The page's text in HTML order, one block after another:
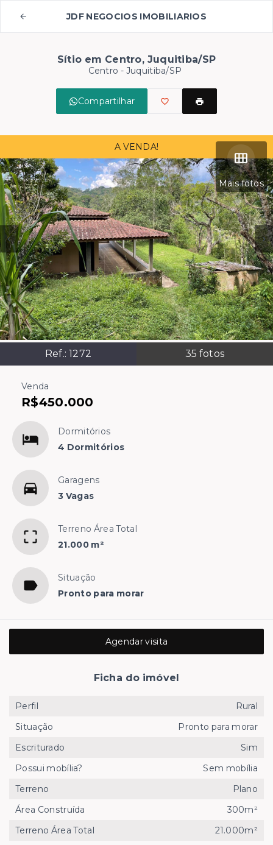
JDF NEGOCIOS IMOBILIARIOS
Sítio em Centro, Juquitiba/SP
Centro - Juquitiba/SP
Compartilhar
Mais fotos
Ref.: 1272 35 fotos
A VENDA!
Venda
R$450.000
Dormitórios
4 Dormitórios
Garagens
3 Vagas
Terreno Área Total
21.000 m²
Situação
Pronto para morar
Agendar visita
Ficha do imóvel
Perfil
Rural
Situação
Pronto para morar
Escriturado
Sim
Possui mobília?
Sem mobília
Terreno
Plano
Área Construída
300m²
Terreno Área Total
21.000m²